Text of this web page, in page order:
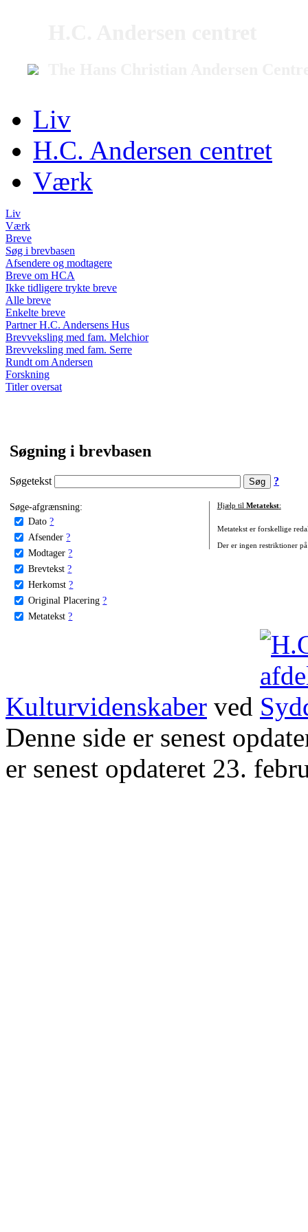
Liv
H.C. Andersen centret
Værk
Liv
Værk
Breve
Søg i brevbasen
Afsendere og modtagere
Breve om HCA
Ikke tidligere trykte breve
Alle breve
Enkelte breve
Partner H.C. Andersens Hus
Brevveksling med fam. Melchior
Brevveksling med fam. Serre
Rundt om Andersen
Forskning
Titler oversat
Søgning i brevbasen
Søgetekst ?
Søge-afgrænsning:
Dato ?
Afsender ?
Modtager ?
Brevtekst ?
Herkomst ?
Original Placering ?
Metatekst ?
Hjælp til Metatekst:
Metatekst er forskellige
Der er ingen restriktioner
Kulturvidenskaber ved
Denne side er senest
er senest opdateret 23.